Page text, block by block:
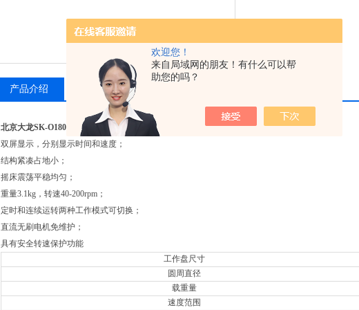
欢迎您！
来自局域网的朋友！有什么可以帮
助您的吗？
产品介绍 相关产品
北京大龙SK-O180-S 智能脱色摇床基础款（2kg固定托盘）
双屏显示，分别显示时间和速度；
结构紧凑占地小；
摇床震荡平稳均匀；
重量3.1kg，转速40-200rpm；
定时和连续运转两种工作模式可切换；
直流无刷电机免维护；
具有安全转速保护功能
工作盘尺寸
圆周直径
载重量
速度范围